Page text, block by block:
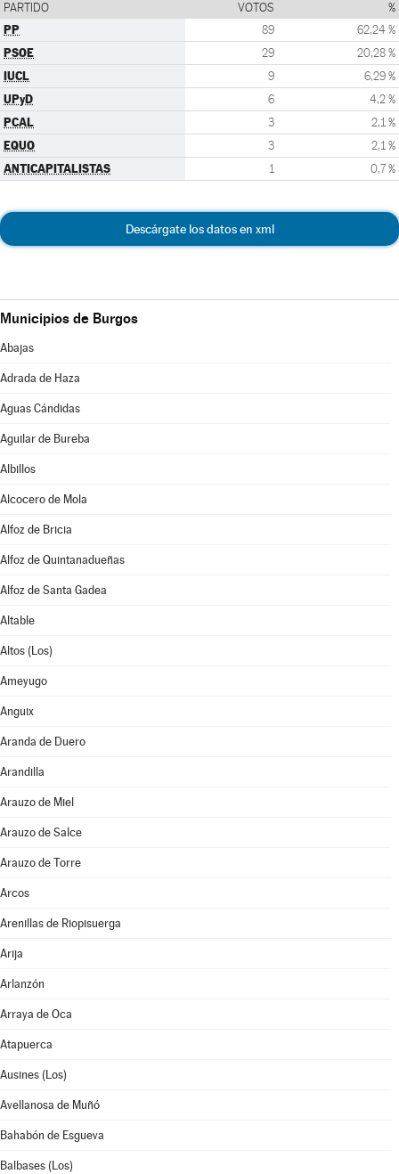
PARTIDO VOTOS %
PP 89 62,24 %
PSOE 29 20,28 %
IUCL 9 6,29 %
UPyD 6 4,2 %
PCAL 3 2,1 %
EQUO 3 2,1 %
ANTICAPITALISTAS 1 0,7 %
Descárgate los datos en xml
Municipios de Burgos
Abajas
Adrada de Haza
Aguas Cándidas
Aguilar de Bureba
Albillos
Alcocero de Mola
Alfoz de Bricia
Alfoz de Quintanadueñas
Alfoz de Santa Gadea
Altable
Altos (Los)
Ameyugo
Anguix
Aranda de Duero
Arandilla
Arauzo de Miel
Arauzo de Salce
Arauzo de Torre
Arcos
Arenillas de Riopisuerga
Arija
Arlanzón
Arraya de Oca
Atapuerca
Ausines (Los)
Avellanosa de Muñó
Bahabón de Esgueva
Balbases (Los)